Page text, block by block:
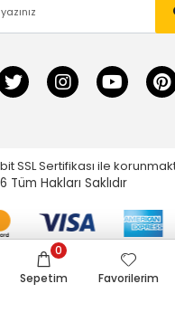
SSL Sertifikası ile
Tüm Hakları Saklıdır
Sepetim
0
Favorilerim